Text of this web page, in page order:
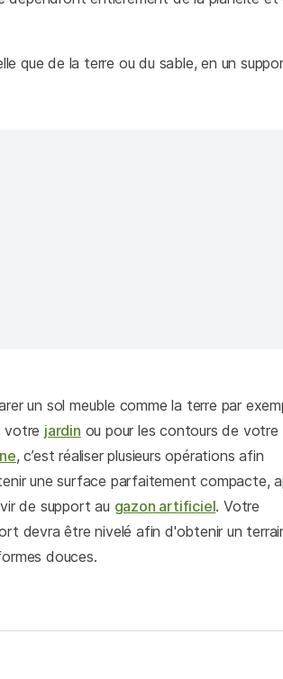
que de la terre ou du sable, en un
un sol meuble comme la terre par
votre jardin ou pour les contours de votre
, c’est réaliser plusieurs opérations afin
une surface parfaitement compacte,
de support au gazon artificiel. Votre
devra être nivelé afin d'obtenir un
douces.